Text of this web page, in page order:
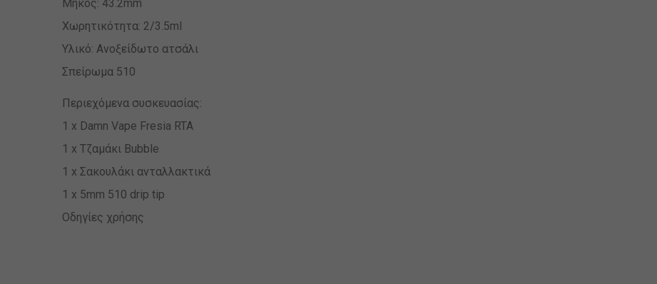
Mήκος: 43.2mm
Xωρητικότητα: 2/3.5ml
Υλικό: Ανοξείδωτο ατσάλι
Σπείρωμα 510
Περιεχόμενα συσκευασίας:
1 x Damn Vape Fresia RTA
1 x Tζαμάκι Bubble
1 x Σακουλάκι ανταλλακτικά
1 x 5mm 510 drip tip
Οδηγίες χρήσης